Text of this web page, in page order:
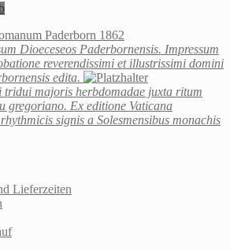
Paderborn 1862
Dioeceseos Paderbornensis. Impressum
reverendissimi et illustrissimi domini
edita.
tridui majoris herbdomadae juxta ritum
gregoriano. Ex editione Vaticana
signis a Solesmensibus monachis
Lieferzeiten